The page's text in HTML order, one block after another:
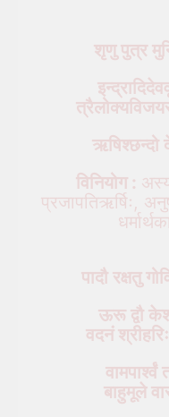
शृणु पुत्र
ऋषिश्छन्दो
विनियोग :
प्रजापतिऋर्षिः,
पादौ रक्षतु
ऊरू द्वौ
वदनं
वामपार्श्वं
बाहुमूले